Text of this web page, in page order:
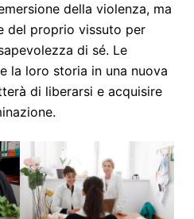
della violenza, ma
del proprio vissuto per
di sé. Le
la loro storia in una nuova
di liberarsi e acquisire